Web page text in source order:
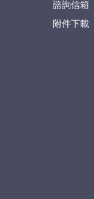
諮詢信箱
附件下載